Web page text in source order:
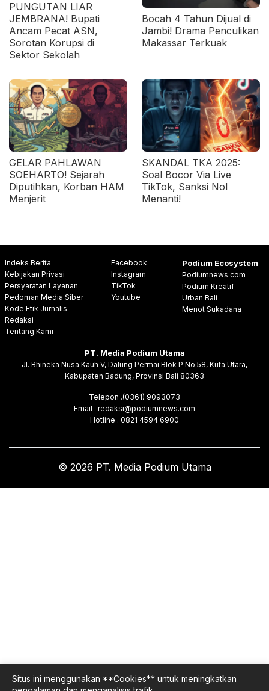
PUNGUTAN LIAR
JEMBRANA! Bupati
Ancam Pecat ASN,
Sorotan Korupsi di
Sektor Sekolah
Bocah 4 Tahun Dijual di
Jambi! Drama Penculikan
Makassar Terkuak
GELAR PAHLAWAN
SOEHARTO! Sejarah
Diputihkan, Korban HAM
Menjerit
SKANDAL TKA 2025:
Soal Bocor Via Live
TikTok, Sanksi Nol
Menanti!
Indeks Berita
Kebijakan Privasi
Persyaratan Layanan
Pedoman Media Siber
Kode Etik Jurnalis
Redaksi
Tentang Kami
Facebook
Instagram
TikTok
Youtube
Podium Ecosystem
Podiumnews.com
Podium Kreatif
Urban Bali
Menot Sukadana
PT. Media Podium Utama
Jl. Bhineka Nusa Kauh V, Dalung Permai Blok P No 58, Kuta Utara,
Kabupaten Badung, Provinsi Bali 80363
Telepon .(0361) 9093073
Email . redaksi@podiumnews.com
Hotline . 0821 4594 6900
© 2026 PT. Media Podium Utama
Situs ini menggunakan **Cookies** untuk meningkatkan